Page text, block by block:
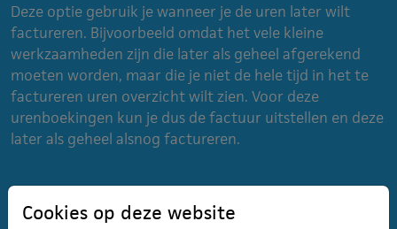
Deze optie gebruik je wanneer je de uren later wilt
factureren. Bijvoorbeeld omdat het vele kleine
werkzaamheden zijn die later als geheel afgerekend
moeten worden, maar die je niet de hele tijd in het te
factureren uren overzicht wilt zien. Voor deze
urenboekingen kun je dus de factuur uitstellen en deze
later als geheel alsnog factureren.
Cookies op deze website